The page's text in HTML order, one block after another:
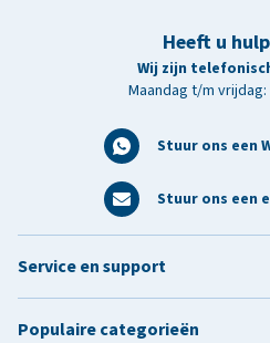
Heeft u
Wij zijn
Maandag t/m vrijdag:
Stuur ons een
Stuur ons een
Service en support
Populaire categorieën